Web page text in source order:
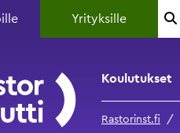
Yrityksille
Koulutukset
Rastorinst.fi